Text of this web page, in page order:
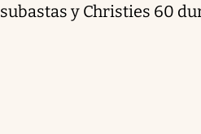
subastas y Christies 60